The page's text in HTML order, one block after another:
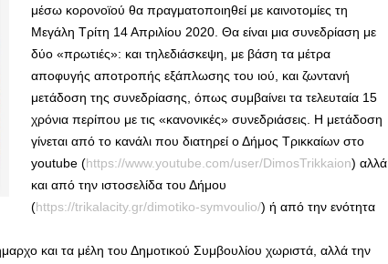
μέσω κορονοϊού θα πραγματοποιηθεί με καινοτομίες τη
Μεγάλη Τρίτη 14 Απριλίου 2020. Θα είναι μια συνεδρίαση με
δύο «πρωτιές»: και τηλεδιάσκεψη, με βάση τα μέτρα
αποφυγής αποτροπής εξάπλωσης του ιού, και ζωντανή
μετάδοση της συνεδρίασης, όπως συμβαίνει τα τελευταία 15
χρόνια περίπου με τις «κανονικές» συνεδριάσεις. Η μετάδοση
γίνεται από το κανάλι που διατηρεί ο Δήμος Τρικκαίων στο
youtube (https://www.youtube.com/user/DimosTrikkaion) αλλά
και από την ιστοσελίδα του Δήμου
(https://trikalacity.gr/dimotiko-symvoulio/) ή από την ενότητα
και τα μέλη του Δημοτικού Συμβουλίου χωριστά, αλλά την